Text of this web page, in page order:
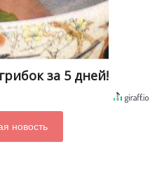
за 5 дней!
новость